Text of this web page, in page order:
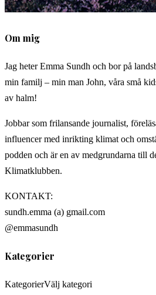
Om mig
Jag heter Emma Sundh och bor på
min familj – min man John, våra små
av halm!
Jobbar som frilansande journalist,
influencer med inrikting klimat och
podden och är en av medgrundarna till
Klimatklubben.
KONTAKT:
sundh.emma (a) gmail.com
@emmasundh
Kategorier
KategorierVälj kategori